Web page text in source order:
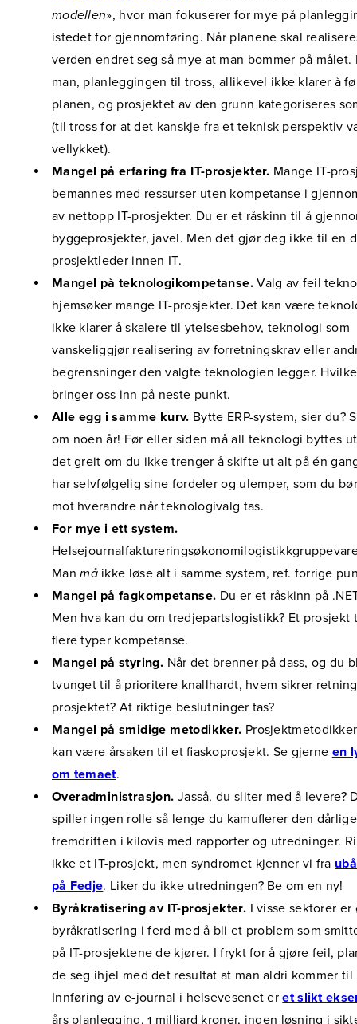
modellen», hvor man fokuserer for mye på
istedet for gjennomføring. Når planene skal
verden endret seg så mye at man bommer på målet.
man, planleggingen til tross, allikevel ikke klarer å
planen, og prosjektet av den grunn kategoriseres
(til tross for at det kanskje fra et teknisk perspektiv
vellykket).
Mangel på erfaring fra IT-prosjekter. Mange IT-
bemannes med ressurser uten kompetanse i
av nettopp IT-prosjekter. Du er et råskinn til å
byggeprosjekter, javel. Men det gjør deg ikke til en
prosjektleder innen IT.
Mangel på teknologikompetanse. Valg av feil
hjemsøker mange IT-prosjekter. Det kan være
ikke klarer å skalere til ytelsesbehov, teknologi som
vanskeliggjør realisering av forretningskrav eller
begrensninger den valgte teknologien legger.
bringer oss inn på neste punkt.
Alle egg i samme kurv. Bytte ERP-system, sier du?
om noen år! Før eller siden må all teknologi byttes
det greit om du ikke trenger å skifte ut alt på én
har selvfølgelig sine fordeler og ulemper, som du
mot hverandre når teknologivalg tas.
For mye i ett system.
Manmåikke løse alt i samme system, ref. forrige
Mangel på fagkompetanse. Du er et råskinn på
Men hva kan du om tredjepartslogistikk? Et prosjekt
flere typer kompetanse.
Mangel på styring. Når det brenner på dass, og du
tvunget til å prioritere knallhardt, hvem sikrer
prosjektet? At riktige beslutninger tas?
Mangel på smidige metodikker.
kan være årsaken til et fiaskoprosjekt. Se gjerne en
om temaet.
Overadministrasjon. Jasså, du sliter med å levere?
spiller ingen rolle så lenge du kamuflerer den dårlige
fremdriften i kilovis med rapporter og utredninger.
ikke et IT-prosjekt, men syndromet kjenner vi fra
på Fedje. Liker du ikke utredningen? Be om en ny!
Byråkratisering av IT-prosjekter. I visse sektorer er
byråkratisering i ferd med å bli et problem som
på IT-prosjektene de kjører. I frykt for å gjøre feil,
de seg ihjel med det resultat at man aldri kommer til
Innføring av e-journal i helsevesenet eret slikt
års planlegging, 1 milliard kroner, ingen løsning i